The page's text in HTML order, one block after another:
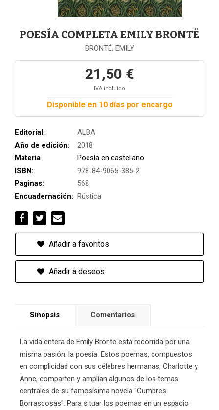
POESÍA COMPLETA EMILY BRONTË
BRONTË, EMILY
21,50 €
IVA incluido
Disponible en 10 días por encargo
Editorial:
ALBA
Año de edición:
2018
Materia
Poesía en castellano
ISBN:
978-84-9065-385-2
Páginas:
568
Encuadernación: Rústica
Añadir a favoritos
Añadir a deseos
Sinopsis Comentarios
La vida entera de Emily Brontë está recorrida por una
misma pasión: la poesía. Estos poemas, compuestos
en complicidad con sus célebres hermanas, Charlotte y
Anne, comparten y amplían algunos de los temas
centrales de su famosísima novela "Cumbres
Borrascosas". Para situar los poemas en un espacio